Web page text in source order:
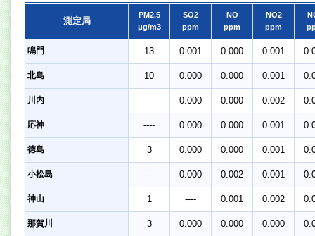
測定局
PM2.5
μg/m3
SO2
ppm
NO
ppm
NO2
ppm
鳴門 13 0.001 0.000 0.001
北島 10 0.000 0.000 0.001
川内 ---- 0.000 0.000 0.002
応神 ---- 0.000 0.000 0.001
徳島 3 0.000 0.000 0.001
小松島 ---- 0.000 0.002 0.001
神山 1 ---- 0.001 0.002
那賀川 3 0.000 0.000 0.000